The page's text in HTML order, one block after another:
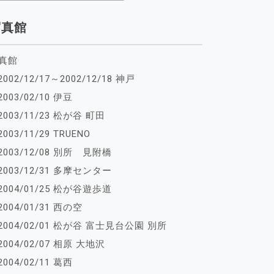
館
館
12/17～2002/12/18 神戸
02/10 伊豆
11/23 松が谷 町田
11/29 TRUENO
12/08 別所 見附橋
12/31 多摩センター
01/25 松が谷遊歩道
01/31 西の空
02/01 松が谷 富士見台公園 別所
02/07 相原 大地沢
02/11 葛西